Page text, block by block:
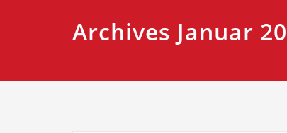
Archives Januar